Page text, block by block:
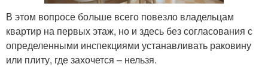
В этом вопросе больше всего повезло владельцам
квартир на первых этаж, но и здесь без согласования с
определенными инспекциями устанавливать раковину
или плиту, где захочется – нельзя.